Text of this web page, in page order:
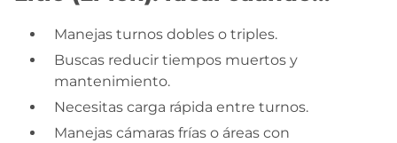
Manejas turnos dobles o triples.
Buscas reducir tiempos muertos y
mantenimiento.
Necesitas carga rápida entre turnos.
Manejas cámaras frías o áreas con